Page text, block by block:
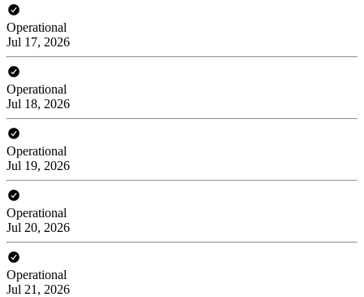
Operational
Jul 17, 2026
Operational
Jul 18, 2026
Operational
Jul 19, 2026
Operational
Jul 20, 2026
Operational
Jul 21, 2026